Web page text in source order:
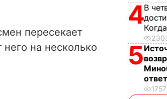
пересекает
на несколько
4В
5